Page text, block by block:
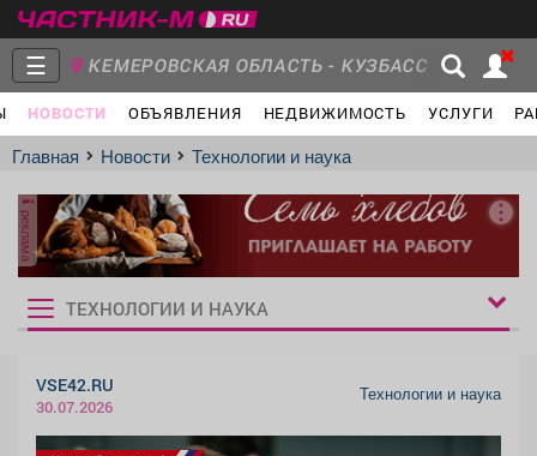
☰ КЕМЕРОВСКАЯ ОБЛАСТЬ - КУЗБАСС
НОВОСТИ ОБЪЯВЛЕНИЯ НЕДВИЖИМОСТЬ УСЛУГИ
Главная
Группы
Объявления Недвижимость Услуги
Работа
Главная Новости Технологии и наука
реклама
Рукбрики
новостей
ТЕХНОЛОГИИ И НАУКА
VSE42.RU
30.07.2026
Технологии и наука